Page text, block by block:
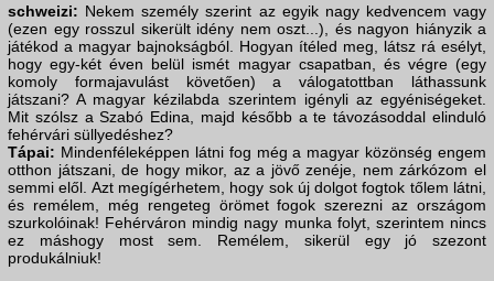
schweizi: Nekem személy szerint az egyik nagy kedvencem vagy
(ezen egy rosszul sikerült idény nem oszt...), és nagyon hiányzik a
játékod a magyar bajnokságból. Hogyan ítéled meg, látsz rá esélyt,
hogy egy-két éven belül ismét magyar csapatban, és végre (egy
komoly formajavulást követően) a válogatottban láthassunk
játszani? A magyar kézilabda szerintem igényli az egyéniségeket.
Mit szólsz a Szabó Edina, majd később a te távozásoddal elinduló
fehérvári süllyedéshez?
Tápai: Mindenféleképpen látni fog még a magyar közönség engem
otthon játszani, de hogy mikor, az a jövő zenéje, nem zárkózom el
semmi elől. Azt megígérhetem, hogy sok új dolgot fogtok tőlem látni,
és remélem, még rengeteg örömet fogok szerezni az országom
szurkolóinak! Fehérváron mindig nagy munka folyt, szerintem nincs
ez máshogy most sem. Remélem, sikerül egy jó szezont
produkálniuk!